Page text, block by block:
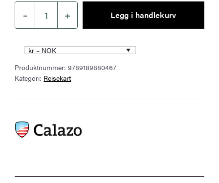
–
Bil-
og
turistkart
Sør-
og
Vestlandet
+ Legg i handlekurv
kr – NOK
Produktnummer:9789189880467
Kategori: Reisekart